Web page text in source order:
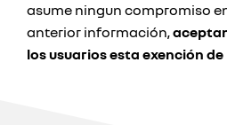
asume ningun compromiso
anterior información,
los usuarios esta exención